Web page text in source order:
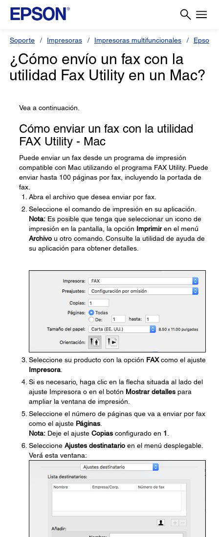
Soporte Impresoras Impresoras multifuncionales Epson
¿Cómo envío un fax con la
utilidad Fax Utility en un Mac?
Vea a continuación.
Cómo enviar un fax con la utilidad
FAX Utility - Mac
Puede enviar un fax desde un programa de impresión
compatible con Mac utilizando el programa FAX Utility. Puede
enviar hasta 100 páginas por fax, incluyendo la portada de
fax.
Abra el archivo que desea enviar por fax.
Seleccione el comando de impresión en su aplicación.
Nota: Es posible que tenga que seleccionar un icono de
impresión en la pantalla, la opción Imprimiren el menú
Archivo u otro comando. Consulte la utilidad de ayuda de
su aplicación para obtener detalles.
Seleccione su producto con la opción FAXcomo el ajuste
Impresora
Si es necesario, haga clic en la flecha situada al lado del
ajuste Impresora o en el botón Mostrar detalles para
ampliar la ventana de impresión.
Seleccione el número de páginas que va a enviar por fax
como el ajuste Páginas
Nota: Deje el ajuste Copias configurado en 1
Seleccione Ajustes destinatario en el menú desplegable.
Verá esta ventana: